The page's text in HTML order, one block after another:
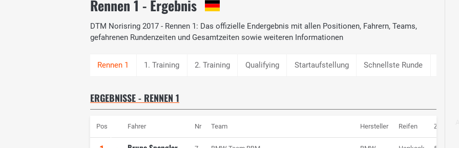
Rennen 1 - Ergebnis
DTM Norisring 2017 - Rennen 1: Das offizielle Endergebnis mit allen Positionen, Fahrern, Teams,
gefahrenen Rundenzeiten und Gesamtzeiten sowie weiteren Informationen
1. Training 2. Training Qualifying Startaufstellung Schnellste Runde
ERGEBNISSE - RENNEN 1
Pos Fahrer Nr Team Hersteller Reifen Zeit